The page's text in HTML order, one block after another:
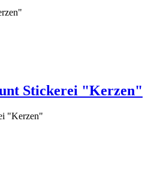
Stickerei "Kerzen"
"Kerzen"